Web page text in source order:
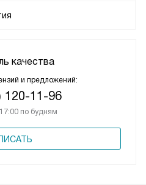
качества
и предложений:
120-11-96
по будням